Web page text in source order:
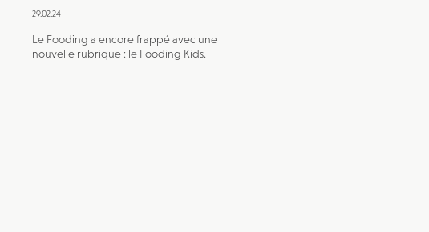
29.02.24
Le Fooding a encore frappé avec une
nouvelle rubrique : le Fooding Kids.